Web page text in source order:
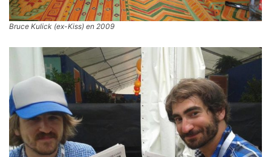
Bruce Kulick (ex-Kiss) en 2009